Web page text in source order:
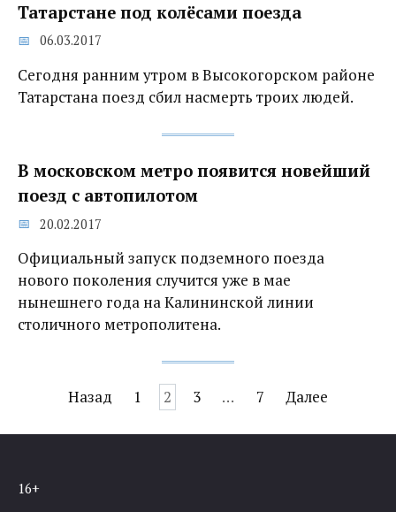
Татарстане под колёсами поезда
06.03.2017
Сегодня ранним утром в Высокогорском районе
Татарстана поезд сбил насмерть троих людей.
В московском метро появится новейший
поезд с автопилотом
20.02.2017
Официальный запуск подземного поезда
нового поколения случится уже в мае
нынешнего года на Калининской линии
столичного метрополитена.
Навигация
записям
Назад 1 2 3 … 7 Далее
16+